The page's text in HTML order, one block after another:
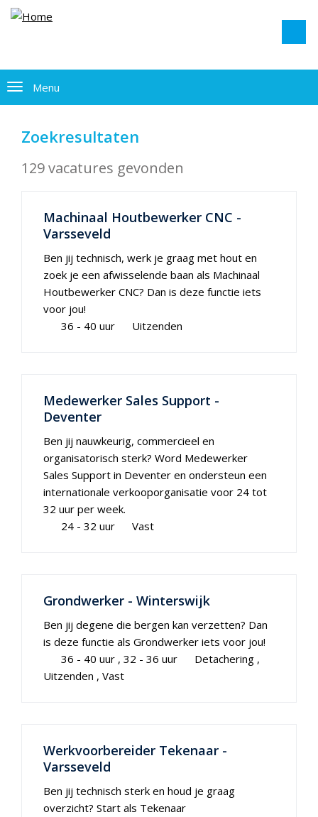
Menu
Zoekresultaten
129 vacatures gevonden
Machinaal Houtbewerker CNC -
Varsseveld
Ben jij technisch, werk je graag met hout en
zoek je een afwisselende baan als Machinaal
Houtbewerker CNC? Dan is deze functie iets
voor jou!
36 - 40 uur
Uitzenden
Medewerker Sales Support -
Deventer
Ben jij nauwkeurig, commercieel en
organisatorisch sterk? Word Medewerker
Sales Support in Deventer en ondersteun een
internationale verkooporganisatie voor 24 tot
32 uur per week.
24 - 32 uur
Vast
Grondwerker - Winterswijk
Ben jij degene die bergen kan verzetten? Dan
is deze functie als Grondwerker iets voor jou!
36 - 40 uur 32 - 36 uur
Detachering
Uitzenden
Vast
Werkvoorbereider Tekenaar -
Varsseveld
Ben jij technisch sterk en houd je graag
overzicht? Start als Tekenaar